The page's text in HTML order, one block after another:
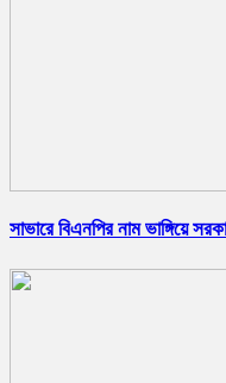
সাভারে বিএনপির নাম ভাঙ্গিয়ে